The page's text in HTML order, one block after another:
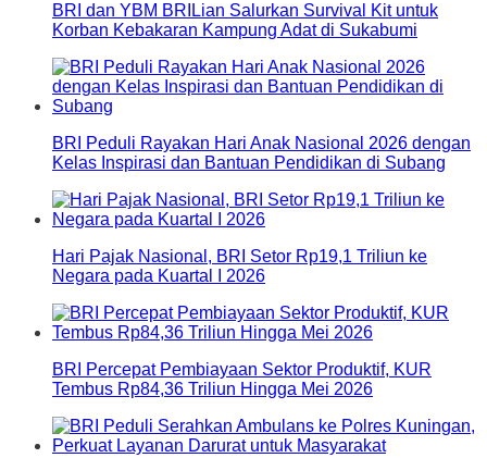
BRI dan YBM BRILian Salurkan Survival Kit untuk
Korban Kebakaran Kampung Adat di Sukabumi
BRI Peduli Rayakan Hari Anak Nasional 2026 dengan
Kelas Inspirasi dan Bantuan Pendidikan di Subang
Hari Pajak Nasional, BRI Setor Rp19,1 Triliun ke
Negara pada Kuartal I 2026
BRI Percepat Pembiayaan Sektor Produktif, KUR
Tembus Rp84,36 Triliun Hingga Mei 2026